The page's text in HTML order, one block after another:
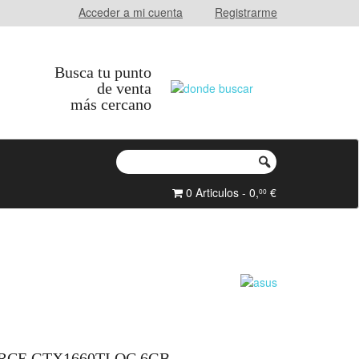
Acceder a mi cuenta Registrarme
Busca tu punto
de venta
más cercano
0 Articulos - 0,00 €